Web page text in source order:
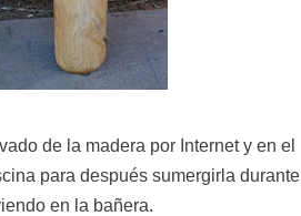
de la madera por Internet y en el
para después sumergirla durante
en la bañera.